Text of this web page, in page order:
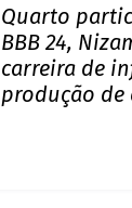
Quarto
BBB 24,
carreira de
produção